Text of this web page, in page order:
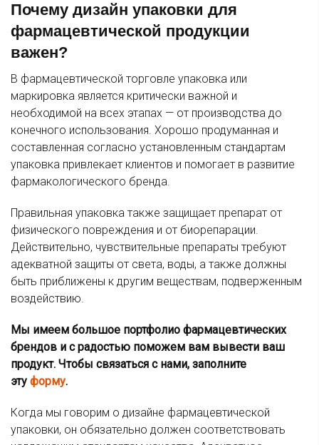
Почему дизайн упаковки для
фармацевтической продукции
важен?
В фармацевтической торговле упаковка или
маркировка является критически важной и
необходимой на всех этапах — от производства до
конечного использования. Хорошо продуманная и
составленная согласно установленным стандартам
упаковка привлекает клиентов и помогает в развитие
фармакологического бренда.
Правильная упаковка также защищает препарат от
физического повреждения и от биорепарации.
Действительно, чувствительные препараты требуют
адекватной защиты от света, воды, а также должны
быть приближены к другим веществам, подверженным
воздействию.
Мы имеем большое портфолио фармацевтических
брендов и с радостью поможем вам вывести ваш
продукт. Чтобы связаться с нами, заполните
эту форму.
Когда мы говорим о дизайне фармацевтической
упаковки, он обязательно должен соответствовать